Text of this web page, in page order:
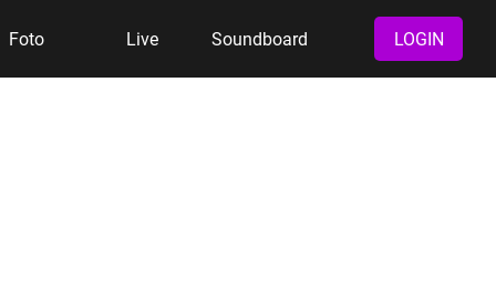
Foto Live Soundboard LOGIN